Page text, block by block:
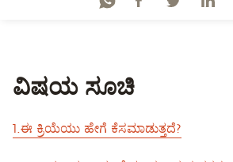
ವಿಷಯ ಸೂಚಿ
1.ಈ ಕ್ರಿಯೆಯು ಹೇಗೆ ಕೆಸಮಾಡುತ್ತದೆ?